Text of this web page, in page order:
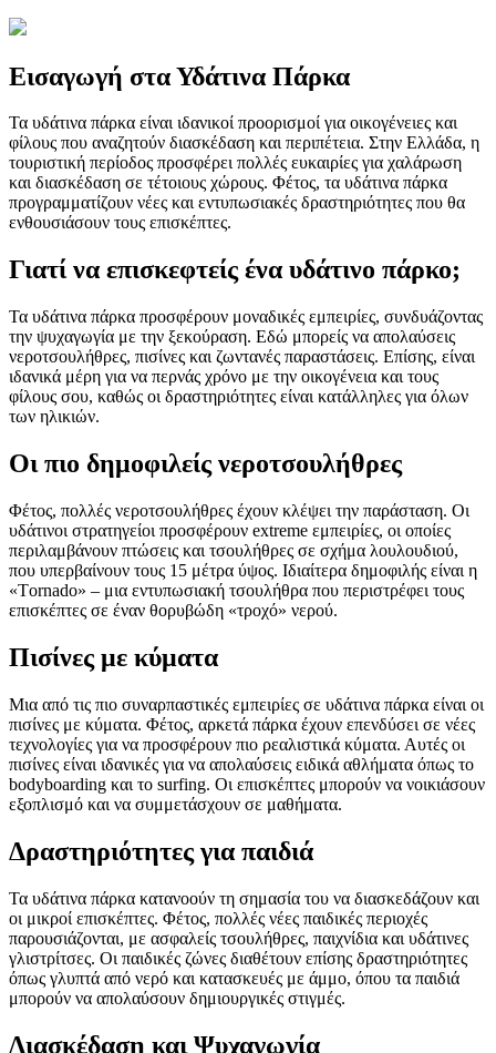
Εισαγωγή στα Υδάτινα Πάρκα
Τα υδάτινα πάρκα είναι ιδανικοί προορισμοί για οικογένειες και
φίλους που αναζητούν διασκέδαση και περιπέτεια. Στην Ελλάδα, η
τουριστική περίοδος προσφέρει πολλές ευκαιρίες για χαλάρωση
και διασκέδαση σε τέτοιους χώρους. Φέτος, τα υδάτινα πάρκα
προγραμματίζουν νέες και εντυπωσιακές δραστηριότητες που θα
ενθουσιάσουν τους επισκέπτες.
Γιατί να επισκεφτείς ένα υδάτινο πάρκο;
Τα υδάτινα πάρκα προσφέρουν μοναδικές εμπειρίες, συνδυάζοντας
την ψυχαγωγία με την ξεκούραση. Εδώ μπορείς να απολαύσεις
νεροτσουλήθρες, πισίνες και ζωντανές παραστάσεις. Επίσης, είναι
ιδανικά μέρη για να περνάς χρόνο με την οικογένεια και τους
φίλους σου, καθώς οι δραστηριότητες είναι κατάλληλες για όλων
των ηλικιών.
Οι πιο δημοφιλείς νεροτσουλήθρες
Φέτος, πολλές νεροτσουλήθρες έχουν κλέψει την παράσταση. Οι
υδάτινοι στρατηγείοι προσφέρουν extreme εμπειρίες, οι οποίες
περιλαμβάνουν πτώσεις και τσουλήθρες σε σχήμα λουλουδιού,
που υπερβαίνουν τους 15 μέτρα ύψος. Ιδιαίτερα δημοφιλής είναι η
«Τornado» – μια εντυπωσιακή τσουλήθρα που περιστρέφει τους
επισκέπτες σε έναν θορυβώδη «τροχό» νερού.
Πισίνες με κύματα
Μια από τις πιο συναρπαστικές εμπειρίες σε υδάτινα πάρκα είναι οι
πισίνες με κύματα. Φέτος, αρκετά πάρκα έχουν επενδύσει σε νέες
τεχνολογίες για να προσφέρουν πιο ρεαλιστικά κύματα. Αυτές οι
πισίνες είναι ιδανικές για να απολαύσεις ειδικά αθλήματα όπως το
bodyboarding και το surfing. Οι επισκέπτες μπορούν να νοικιάσουν
εξοπλισμό και να συμμετάσχουν σε μαθήματα.
Δραστηριότητες για παιδιά
Τα υδάτινα πάρκα κατανοούν τη σημασία του να διασκεδάζουν και
οι μικροί επισκέπτες. Φέτος, πολλές νέες παιδικές περιοχές
παρουσιάζονται, με ασφαλείς τσουλήθρες, παιχνίδια και υδάτινες
γλιστρίτσες. Οι παιδικές ζώνες διαθέτουν επίσης δραστηριότητες
όπως γλυπτά από νερό και κατασκευές με άμμο, όπου τα παιδιά
μπορούν να απολαύσουν δημιουργικές στιγμές.
Διασκέδαση και Ψυχαγωγία